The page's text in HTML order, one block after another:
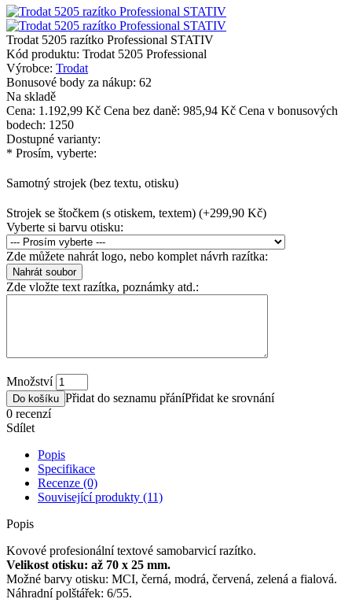
Trodat 5205 razítko Professional STATIV
Kód produktu: Trodat 5205 Professional
Výrobce: Trodat
Bonusové body za nákup: 62
Na skladě
Cena: 1.192,99 Kč Cena bez daně: 985,94 Kč Cena v bonusových
bodech: 1250
Dostupné varianty:
* Prosím, vyberte:
Samotný strojek (bez textu, otisku)
Strojek se štočkem (s otiskem, textem) (+299,90 Kč)
Vyberte si barvu otisku:
Zde můžete nahrát logo, nebo komplet návrh razítka:
Zde vložte text razítka, poznámky atd.:
Množství
Do košíku Přidat do seznamu přáníPřidat ke srovnání
0 recenzí
Sdílet
Popis
Specifikace
Recenze (0)
Související produkty (11)
Popis
Kovové profesionální textové samobarvicí razítko.
Velikost otisku: až 70 x 25 mm.
Možné barvy otisku: MCI, černá, modrá, červená, zelená a fialová.
Náhradní polštářek: 6/55.